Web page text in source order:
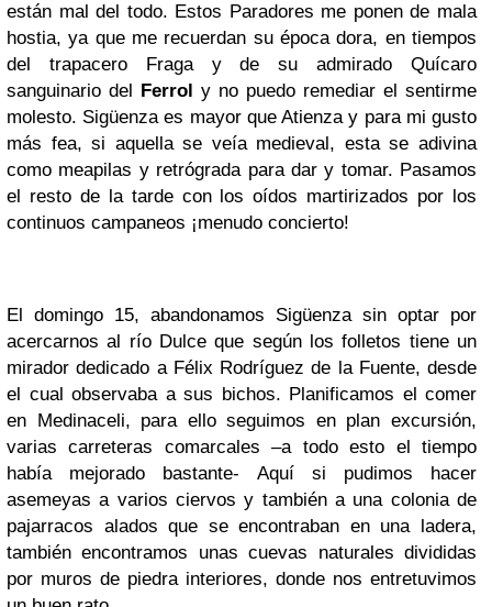
están mal del todo. Estos Paradores me ponen de mala
hostia, ya que me recuerdan su época dora, en tiempos
del trapacero Fraga y de su admirado Quícaro
sanguinario del Ferrol y no puedo remediar el sentirme
molesto. Sigüenza es mayor que Atienza y para mi gusto
más fea, si aquella se veía medieval, esta se adivina
como meapilas y retrógrada para dar y tomar. Pasamos
el resto de la tarde con los oídos martirizados por los
continuos campaneos ¡menudo concierto!
El domingo 15, abandonamos Sigüenza sin optar por
acercarnos al río Dulce que según los folletos tiene un
mirador dedicado a Félix Rodríguez de la Fuente, desde
el cual observaba a sus bichos. Planificamos el comer
en Medinaceli, para ello seguimos en plan excursión,
varias carreteras comarcales –a todo esto el tiempo
había mejorado bastante- Aquí si pudimos hacer
asemeyas a varios ciervos y también a una colonia de
pajarracos alados que se encontraban en una ladera,
también encontramos unas cuevas naturales divididas
por muros de piedra interiores, donde nos entretuvimos